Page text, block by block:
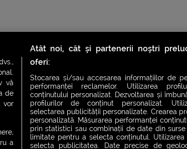
vă
de
vor
a
Atât noi, cât și partenerii noștri
oferi:
Stocarea și/sau accesarea informațiilor de
performanței reclamelor. Utilizarea
conținutului personalizat. Dezvoltarea și
profilurilor de conținut personalizat.
selectarea publicității personalizate. Crearea
personalizată. Măsurarea performanței
prin statistici sau combinații de date din
limitate pentru a selecta conținutul.
selecta publicitatea. Date precise de